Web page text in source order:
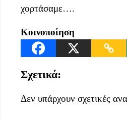
χορτάσαμε….
Κοινοποίηση
Σχετικά:
Δεν υπάρχουν σχετικές